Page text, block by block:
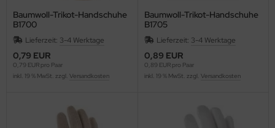
Baumwoll-Trikot-Handschuhe
B1700
Lieferzeit: 3-4 Werktage
0,79 EUR
0,79 EUR pro Paar
inkl. 19 % MwSt. zzgl. Versandkosten
Baumwoll-Trikot-Handschuhe
B1705
Lieferzeit: 3-4 Werktage
0,89 EUR
0,89 EUR pro Paar
inkl. 19 % MwSt. zzgl. Versandkosten